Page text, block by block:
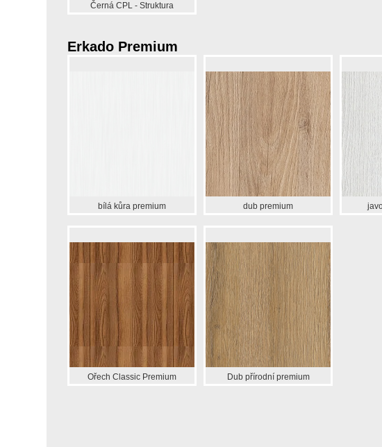
Černá CPL - Struktura
Erkado Premium
bílá kůra premium dub premium
Ořech Classic Premium Dub přírodní premium